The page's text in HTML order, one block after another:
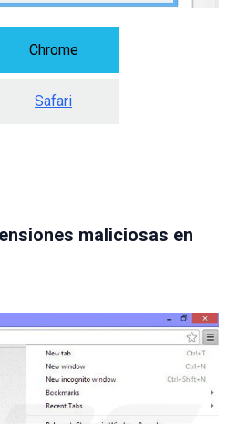
Chrome
Safari
maliciosas en